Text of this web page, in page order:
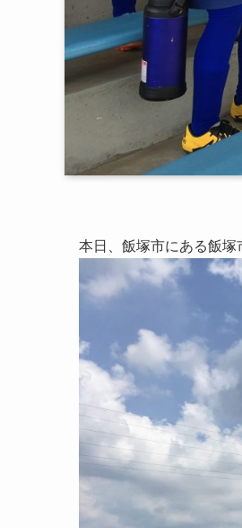
本日、飯塚市にある飯塚